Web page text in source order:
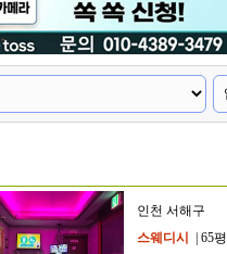
인천 서해구
스웨디시
| 65평